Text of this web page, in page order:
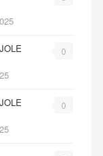
0
0